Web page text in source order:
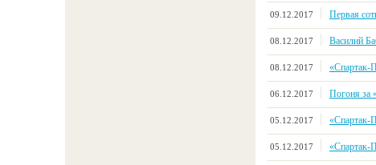
09.12.2017 Первая
08.12.2017 Василий
08.12.2017
06.12.2017 Погоня за
05.12.2017 «Спартак-
05.12.2017 «Спартак-